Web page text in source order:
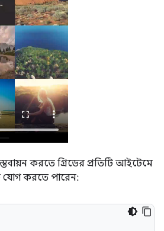
করতে গ্রিডের প্রতিটি আইটেমে
করতে পারেন: